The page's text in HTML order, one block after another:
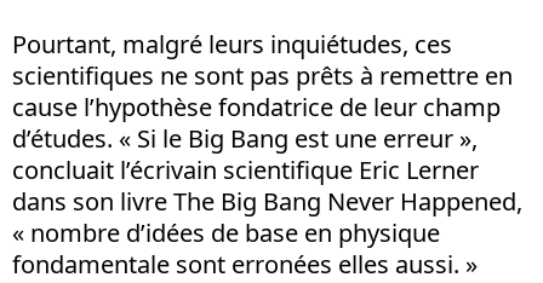
Pourtant, malgré leurs inquiétudes, ces
scientifiques ne sont pas prêts à remettre en
cause l’hypothèse fondatrice de leur champ
d’études. « Si le Big Bang est une erreur »,
concluait l’écrivain scientifique Eric Lerner
dans son livre The Big Bang Never Happened,
« nombre d’idées de base en physique
fondamentale sont erronées elles aussi. »